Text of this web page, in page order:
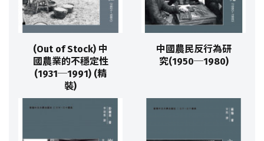
(Out of Stock) 中
國農業的不穩定性
(1931─1991) (精
裝)
中國農民反行為研
究(1950─1980)